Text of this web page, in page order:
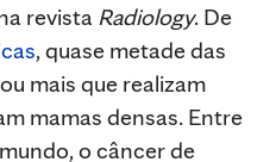
revista Radiology. De
, quase metade das
mais que realizam
mamas densas. Entre
o câncer de